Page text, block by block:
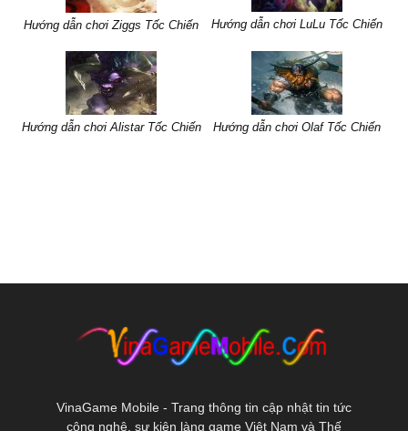
Hướng dẫn chơi Ziggs Tốc Chiến Hướng dẫn chơi LuLu Tốc Chiến
Hướng dẫn chơi Alistar Tốc Chiến Hướng dẫn chơi Olaf Tốc Chiến
VinaGame Mobile - Trang thông tin cập nhật tin tức
công nghệ, sự kiện làng game Việt Nam và Thế